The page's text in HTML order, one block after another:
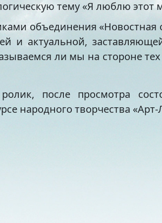
тему «Я люблю этот
объединения «Новостная
и актуальной,
ли мы на стороне
после просмотра
народного творчества